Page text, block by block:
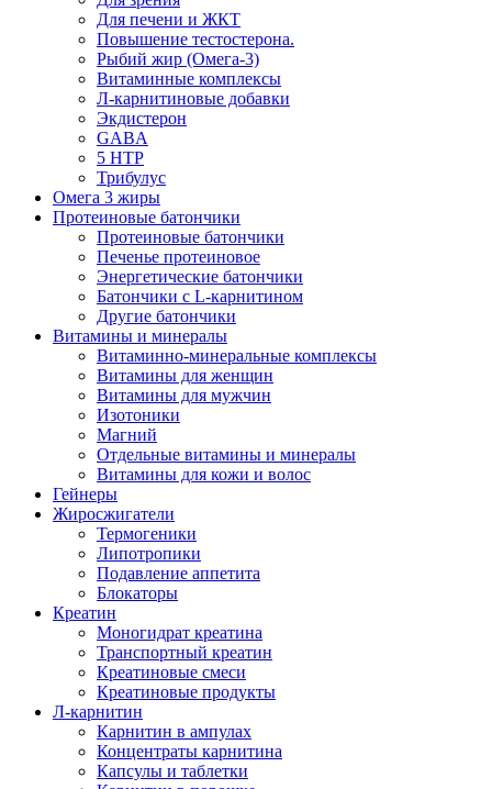
Для печени и ЖКТ
Повышение тестостерона.
Рыбий жир (Омега-3)
Витаминные комплексы
Л-карнитиновые добавки
Экдистерон
GABA
5 HTP
Трибулус
Омега 3 жиры
Протеиновые батончики
Протеиновые батончики
Печенье протеиновое
Энергетические батончики
Батончики с L-карнитином
Другие батончики
Витамины и минералы
Витаминно-минеральные комплексы
Витамины для женщин
Витамины для мужчин
Изотоники
Магний
Отдельные витамины и минералы
Витамины для кожи и волос
Гейнеры
Жиросжигатели
Термогеники
Липотропики
Подавление аппетита
Блокаторы
Креатин
Моногидрат креатина
Транспортный креатин
Креатиновые смеси
Креатиновые продукты
Л-карнитин
Карнитин в ампулах
Концентраты карнитина
Капсулы и таблетки